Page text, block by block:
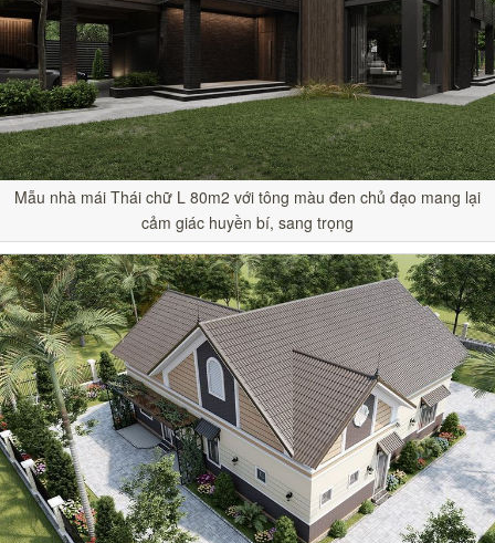
Mẫu nhà mái Thái chữ L 80m2 với tông màu đen chủ đạo mang lại
cảm giác huyền bí, sang trọng